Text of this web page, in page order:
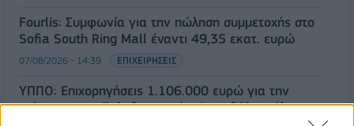
Fourlis: Συμφωνία για την πώληση συμμετοχής στο
Sofia South Ring Mall έναντι 49,35 εκατ. ευρώ
07/08/2026 - 14:39 ΕΠΙΧΕΙΡΗΣΕΙΣ
ΥΠΠΟ: Επιχορηγήσεις 1.106.000 ευρώ για την
ενίσχυση των Πολυθεματικών Φεστιβάλ σε όλη την